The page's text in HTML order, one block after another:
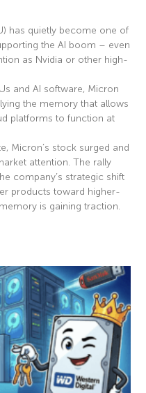
has quietly become one of
the AI boom – even
as Nvidia or other high-
and AI software, Micron
the memory that allows
platforms to function at
Micron’s stock surged and
attention. The rally
company’s strategic shift
products toward higher-
is gaining traction.